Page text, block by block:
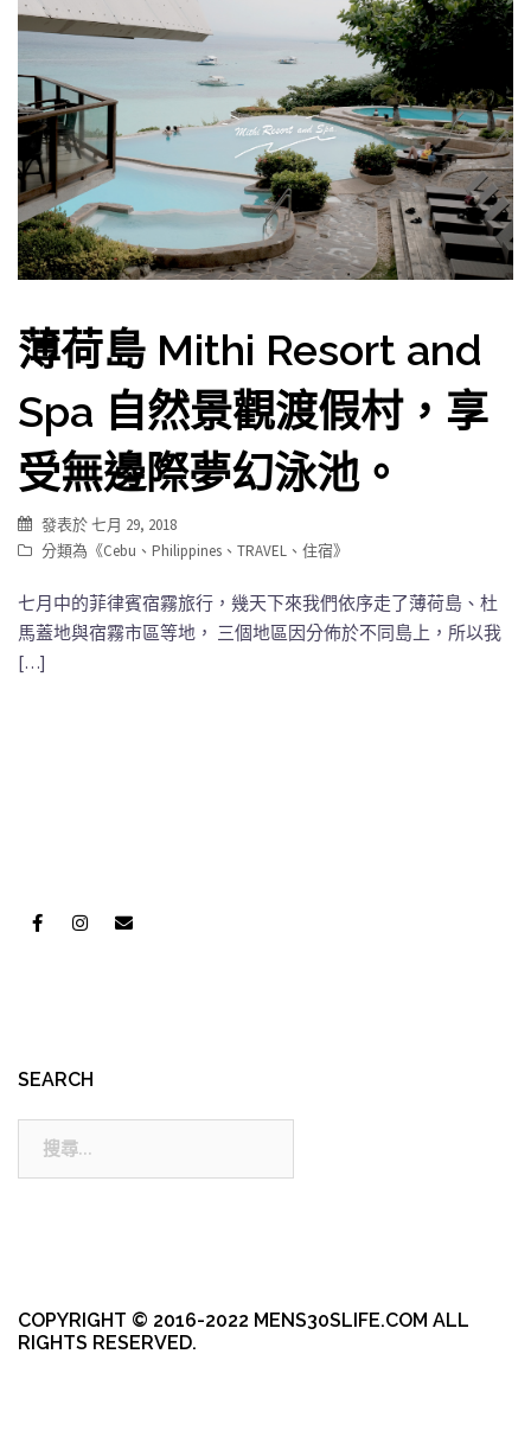
薄荷島 Mithi Resort and
Spa 自然景觀渡假村，享
受無邊際夢幻泳池。
發表於七月 29, 2018
分類為《Cebu 、 Philippines 、 TRAVEL 、 住宿》
七月中的菲律賓宿霧旅行，幾天下來我們依序走了薄荷島、杜
馬蓋地與宿霧市區等地， 三個地區因分佈於不同島上，所以我
[…]
SEARCH
COPYRIGHT © 2016-2022 MENS30SLIFE.COM ALL
RIGHTS RESERVED.